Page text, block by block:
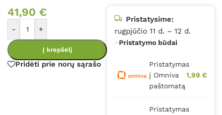
41,90 €
- +
Į krepšelį
Pridėti prie norų sąrašo
Pristatysime:
rugpjūčio 11 d. – 12 d.
Pristatymo būdai
Pristatymas
į Omniva
paštomatą
1,99 €
Pristatymas